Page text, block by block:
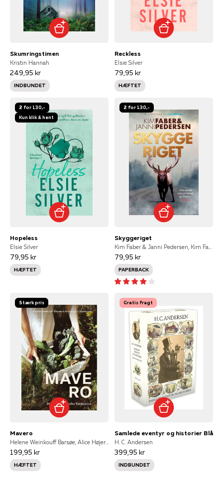
Skumringstimen
Kristin Hannah
249,95 kr
INDBUNDET
Reckless
Elsie Silver
79,95 kr
HÆFTET
2 for 130,-
Kun klik & hent
Hopeless
Elsie Silver
79,95 kr
HÆFTET
2 for 130,-
Skyggeriget
Kim Faber & Janni Pedersen, Kim Faber
79,95 kr
PAPERBACK
Stærk pris
Mavero
Helene Weinkouff Barsøe, Alice Højer Christensen
199,95 kr
HÆFTET
Gratis fragt
Samlede eventyr og historier Blå
H. C. Andersen
399,95 kr
INDBUNDET